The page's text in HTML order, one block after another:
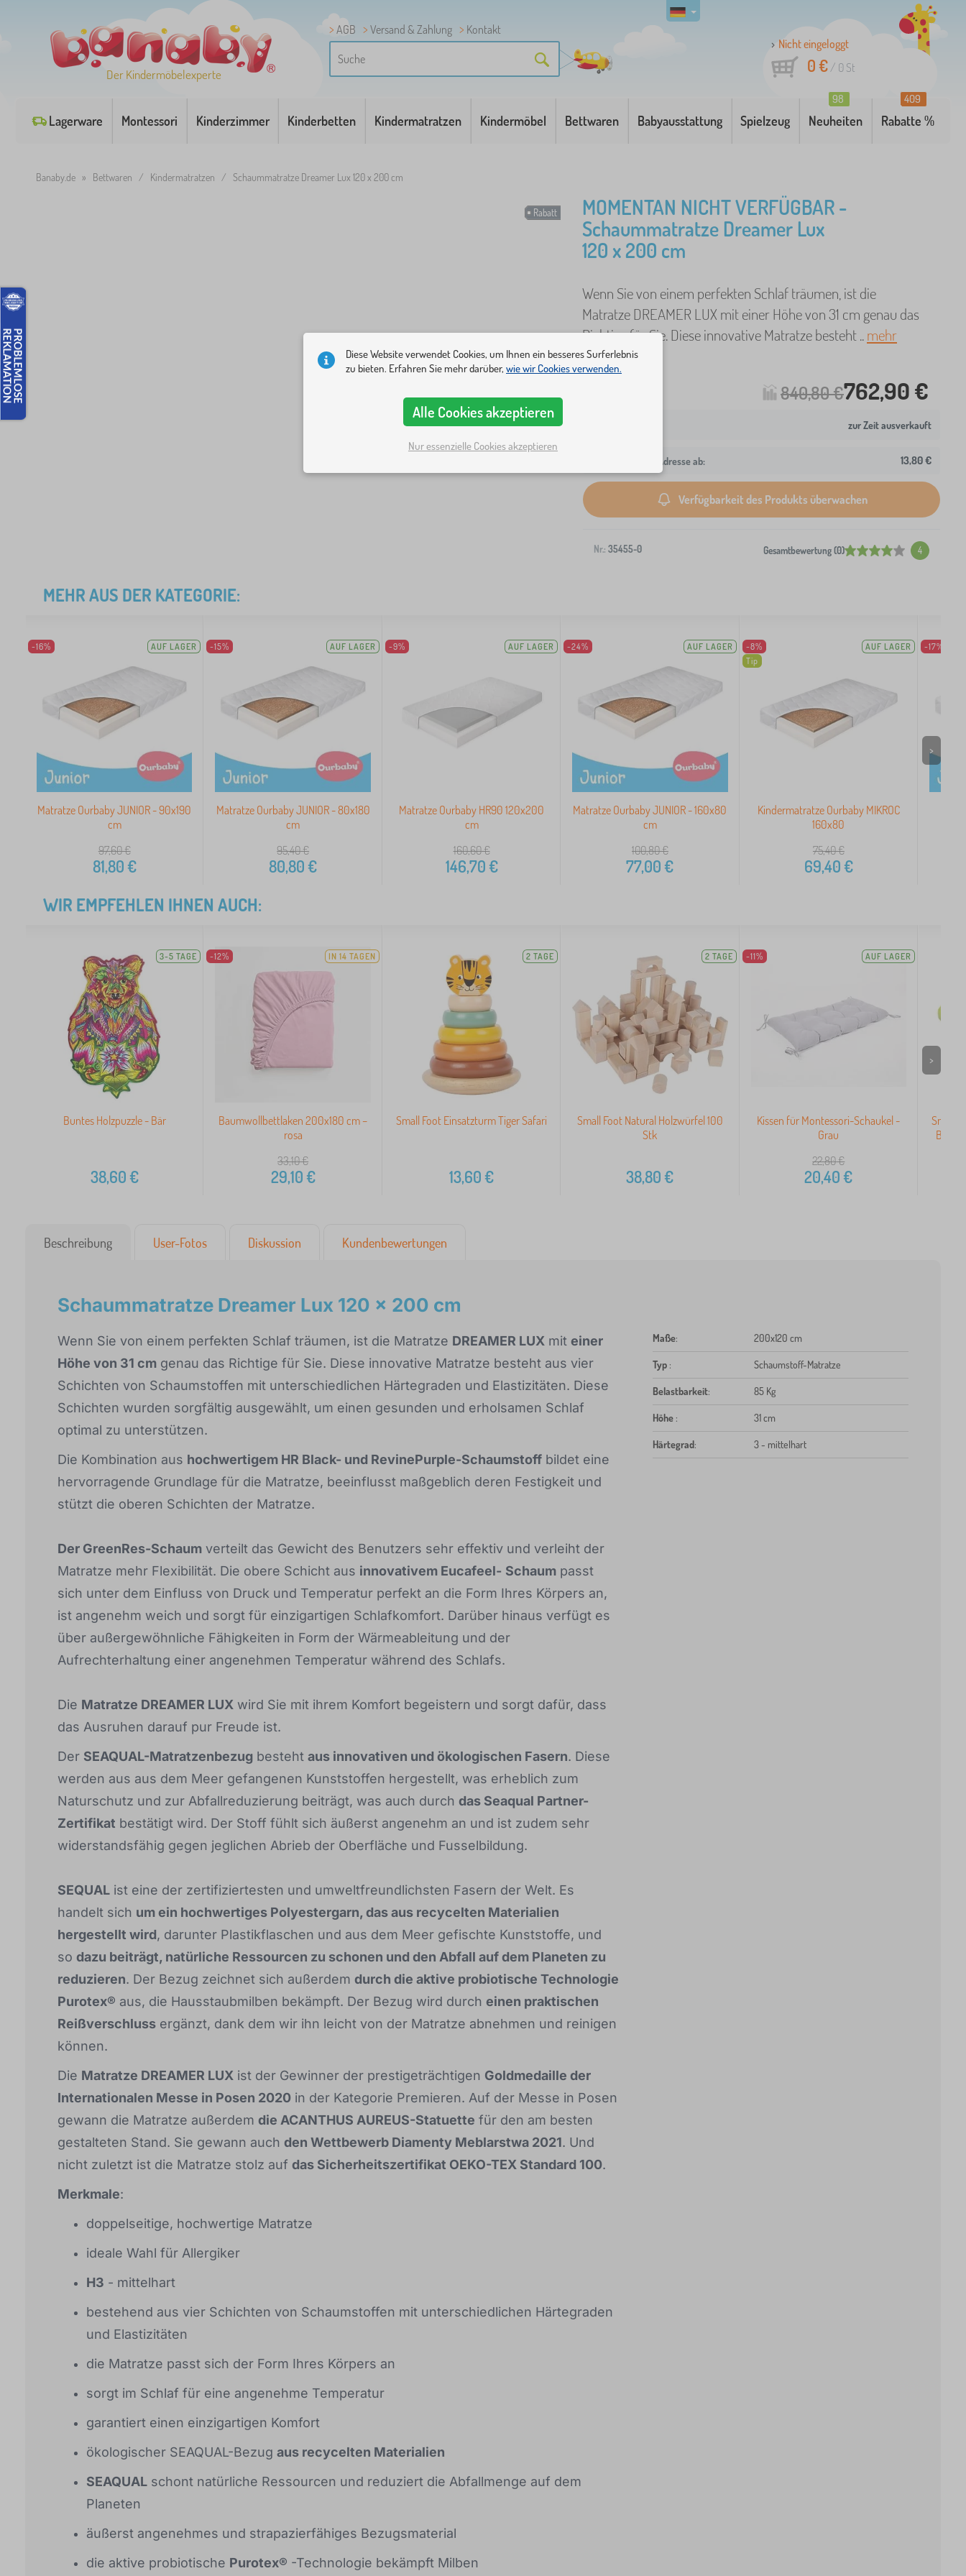
Der Kindermöbelexperte
AGB Versand & Zahlung
Kontakt
Nicht eingeloggt
0 €/ 0 St
Lagerware Montessori Kinderzimmer Kinderbetten Kindermatratzen Kindermöbel Bettwaren Babyausstattung Spielzeug Neuheiten
98
Rabatte %
409
Banaby.de » Bettwaren / Kindermatratzen / Schaummatratze Dreamer Lux 120 x 200 cm
Rabatt
MOMENTAN NICHT VERFÜGBAR -
Schaummatratze Dreamer Lux
120 x 200 cm
Wenn Sie von einem perfekten Schlaf träumen, ist die
Matratze DREAMER LUX mit einer Höhe von 31 cm genau das
Richtige für Sie. Diese innovative Matratze besteht ..mehr
840,80 €762,90 €
zur Zeit ausverkauft
Versand an Ihre Adresse ab: 13,80 €
Verfügbarkeit des Produkts überwachen
Nr.: 35455-0 Gesamtbewertung (0) 4
MEHR AUS DER KATEGORIE:
-16% AUF LAGER
Matratze Ourbaby JUNIOR - 90x190
cm
97,60€
81,80€
-15% AUF LAGER
Matratze Ourbaby JUNIOR - 80x180
cm
95,40€
80,80€
-9% AUF LAGER
Matratze Ourbaby HR90 120x200
cm
160,60€
146,70€
-24% AUF LAGER
Matratze Ourbaby JUNIOR - 160x80
cm
100,80€
77,00€
-8%
Tip
AUF LAGER
Kindermatratze Ourbaby MIKROC
160x80
75,40€
69,40€
-17%
>
WIR EMPFEHLEN IHNEN AUCH:
3-5 TAGE
Buntes Holzpuzzle - Bär
38,60€
-12% IN 14 TAGEN
Baumwollbettlaken 200x180 cm –
rosa
33,10€
29,10€
2 TAGE
Small Foot Einsatzturm Tiger Safari
13,60€
2 TAGE
Small Foot Natural Holzwürfel 100
Stk
38,80€
-11% AUF LAGER
Kissen für Montessori-Schaukel -
Grau
22,80€
20,40€
Small
>
Beschreibung User-Fotos Diskussion Kundenbewertungen
Schaummatratze Dreamer Lux 120 x 200 cm
Wenn Sie von einem perfekten Schlaf träumen, ist die Matratze DREAMER LUX mit einer
Höhe von 31 cm genau das Richtige für Sie. Diese innovative Matratze besteht aus vier
Schichten von Schaumstoffen mit unterschiedlichen Härtegraden und Elastizitäten. Diese
Schichten wurden sorgfältig ausgewählt, um einen gesunden und erholsamen Schlaf
optimal zu unterstützen.
Die Kombination aus hochwertigem HR Black- und RevinePurple-Schaumstoff bildet eine
hervorragende Grundlage für die Matratze, beeinflusst maßgeblich deren Festigkeit und
stützt die oberen Schichten der Matratze.
Der GreenRes-Schaum verteilt das Gewicht des Benutzers sehr effektiv und verleiht der
Matratze mehr Flexibilität. Die obere Schicht aus innovativem Eucafeel- Schaum passt
sich unter dem Einfluss von Druck und Temperatur perfekt an die Form Ihres Körpers an,
ist angenehm weich und sorgt für einzigartigen Schlafkomfort. Darüber hinaus verfügt es
über außergewöhnliche Fähigkeiten in Form der Wärmeableitung und der
Aufrechterhaltung einer angenehmen Temperatur während des Schlafs.
Die Matratze DREAMER LUX wird Sie mit ihrem Komfort begeistern und sorgt dafür, dass
das Ausruhen darauf pur Freude ist.
Der SEAQUAL-Matratzenbezug besteht aus innovativen und ökologischen Fasern. Diese
werden aus aus dem Meer gefangenen Kunststoffen hergestellt, was erheblich zum
Naturschutz und zur Abfallreduzierung beiträgt, was auch durch das Seaqual Partner-
Zertifikat bestätigt wird. Der Stoff fühlt sich äußerst angenehm an und ist zudem sehr
widerstandsfähig gegen jeglichen Abrieb der Oberfläche und Fusselbildung.
SEQUAL ist eine der zertifiziertesten und umweltfreundlichsten Fasern der Welt. Es
handelt sich um ein hochwertiges Polyestergarn, das aus recycelten Materialien
hergestellt wird, darunter Plastikflaschen und aus dem Meer gefischte Kunststoffe, und
so dazu beiträgt, natürliche Ressourcen zu schonen und den Abfall auf dem Planeten zu
reduzieren. Der Bezug zeichnet sich außerdem durch die aktive probiotische Technologie
Purotex® aus, die Hausstaubmilben bekämpft. Der Bezug wird durch einen praktischen
Reißverschluss ergänzt, dank dem wir ihn leicht von der Matratze abnehmen und reinigen
können.
Die Matratze DREAMER LUX ist der Gewinner der prestigeträchtigen Goldmedaille der
Internationalen Messe in Posen 2020 in der Kategorie Premieren. Auf der Messe in Posen
gewann die Matratze außerdem die ACANTHUS AUREUS-Statuette für den am besten
gestalteten Stand. Sie gewann auch den Wettbewerb Diamenty Meblarstwa 2021. Und
nicht zuletzt ist die Matratze stolz auf das Sicherheitszertifikat OEKO-TEX Standard 100.
Merkmale:
doppelseitige, hochwertige Matratze
ideale Wahl für Allergiker
H3 - mittelhart
bestehend aus vier Schichten von Schaumstoffen mit unterschiedlichen Härtegraden
und Elastizitäten
die Matratze passt sich der Form Ihres Körpers an
sorgt im Schlaf für eine angenehme Temperatur
garantiert einen einzigartigen Komfort
ökologischer SEAQUAL-Bezug aus recycelten Materialien
SEAQUAL schont natürliche Ressourcen und reduziert die Abfallmenge auf dem
Planeten
äußerst angenehmes und strapazierfähiges Bezugsmaterial
die aktive probiotische Purotex® -Technologie bekämpft Milben
Maße: 200x120 cm
Typ : Schaumstoff-Matratze
Belastbarkeit: 85 Kg
Höhe : 31 cm
Härtegrad: 3 - mittelhart
Diese Website verwendet Cookies, um Ihnen ein besseres Surferlebnis
zu bieten. Erfahren Sie mehr darüber, wie wir Cookies verwenden.
Alle Cookies akzeptieren
Nur essenzielle Cookies akzeptieren